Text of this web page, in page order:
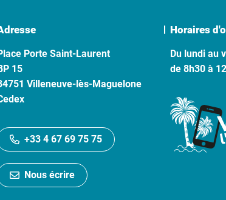
Porte Saint-Laurent
15
Villeneuve-lès-Maguelone
+33 4 67 69 75 75
Nous écrire
Horaires
Du lundi au
de 8h30 à